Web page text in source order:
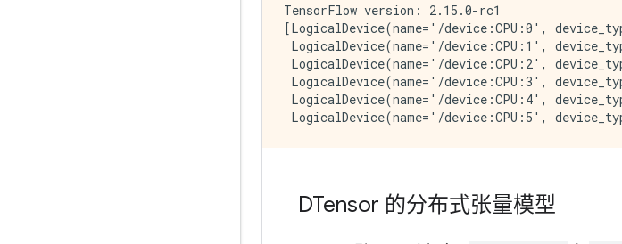
TensorFlow version: 2.15.0-rc1
[LogicalDevice(name='/device:CPU:0',
LogicalDevice(name='/device:CPU:1',
LogicalDevice(name='/device:CPU:2',
LogicalDevice(name='/device:CPU:3',
LogicalDevice(name='/device:CPU:4',
DTensor 的分布式张量模型